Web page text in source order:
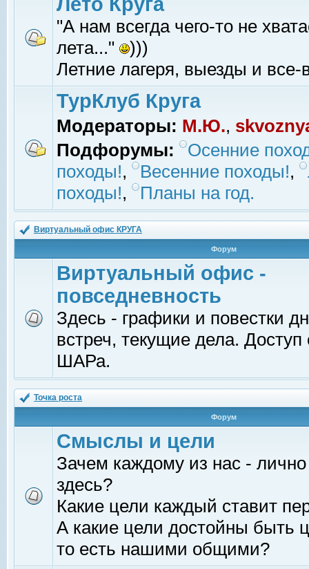
"А нам всегда чего-то не
лета..."
)))
Летние лагеря, выезды и все-
ТурКлуб Круга
Модераторы: М.Ю.,
Подфорумы:
Осенние
походы!, Весенние походы!,
походы!, Планы на год.
Виртуальный офис КРУГА
Форум
Виртуальный офис -
повседневность
Здесь - графики и повестки
встреч, текущие дела.
ШАРа.
Точка роста
Форум
Смыслы и цели
Зачем каждому из нас -
здесь?
Какие цели каждый ставит
А какие цели достойны быть
то есть нашими общими?